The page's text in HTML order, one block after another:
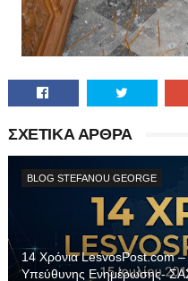
ΣΧΕΤΙΚΑ ΑΡΘΡΑ
BLOG STEFANOU GEORGE
14 Χρόνια LesvosPost.com
Υπεύθυνης Ενημέρωσης-